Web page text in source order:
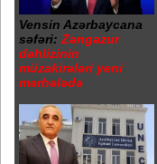
Vensin Azərbaycana
səfəri: Zəngəzur
dəhlizinin
müzakirələri yeni
mərhələdə